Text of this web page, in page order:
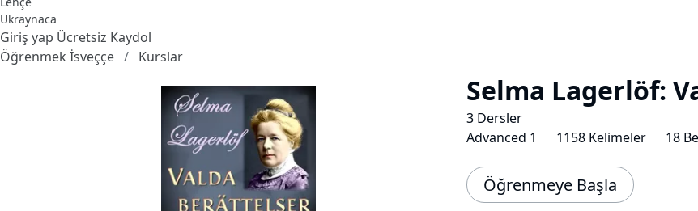
Ukraynaca
Giriş yap Ücretsiz Kaydol
Öğrenmek İsveççe
Kurslar
Selma Lagerlöf:
3 Dersler
Advanced 1
1158 Kelimeler 18
Öğrenmeye Başla